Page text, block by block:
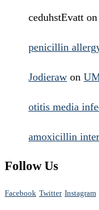
ceduhstEvatt on
penicillin
Jodieraw on
otitis media
amoxicillin
Follow Us
Facebook Twitter Instagram